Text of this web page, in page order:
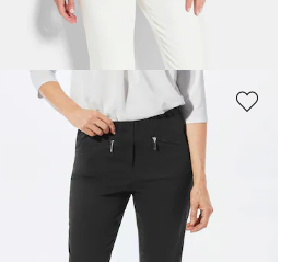
+ 2
GOLDNER
7/8-Bengalinhose
LOUISA
+ 11